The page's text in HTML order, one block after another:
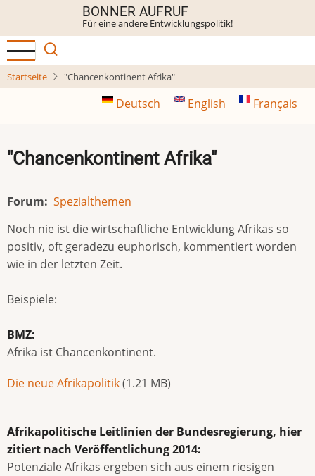
Inhalt
BONNER AUFRUF
Für eine andere Entwicklungspolitik!
Startseite "Chancenkontinent Afrika"
Deutsch English Français
"Chancenkontinent Afrika"
Forum
Spezialthemen
Noch nie ist die wirtschaftliche Entwicklung Afrikas so
positiv, oft geradezu euphorisch, kommentiert worden
wie in der letzten Zeit.
Beispiele:
BMZ:
Afrika ist Chancenkontinent.
Document
Die neue Afrikapolitik(1.21 MB)
Afrikapolitische Leitlinien der Bundesregierung, hier
zitiert nach Veröffentlichung 2014:
Potenziale Afrikas ergeben sich aus einem riesigen